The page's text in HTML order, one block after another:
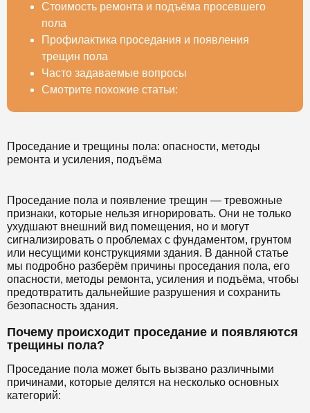
Стоимость ремонта и подъёма просевшего
пола
Профилактика проседания и появления
трещин пола
Часто задаваемые вопросы
Смотрите похожие статьи:
Проседание и трещины пола: опасности, методы
ремонта и усиления, подъёма
Проседание пола и появление трещин — тревожные
признаки, которые нельзя игнорировать. Они не только
ухудшают внешний вид помещения, но и могут
сигнализировать о проблемах с фундаментом, грунтом
или несущими конструкциями здания. В данной статье
мы подробно разберём причины проседания пола, его
опасности, методы ремонта, усиления и подъёма, чтобы
предотвратить дальнейшие разрушения и сохранить
безопасность здания.
Почему происходит проседание и появляются
трещины пола?
Проседание пола может быть вызвано различными
причинами, которые делятся на несколько основных
категорий: